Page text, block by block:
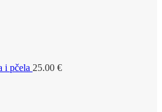
i pčela 25.00 €